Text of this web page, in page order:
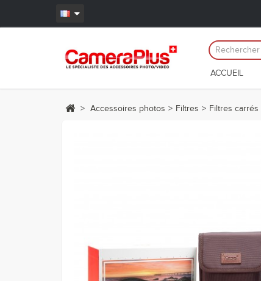
ACCUEIL
> Accessoires photos > Filtres > Filtres carrés